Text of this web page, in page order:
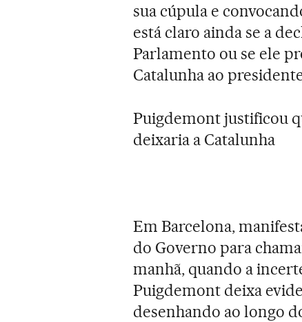
sua cúpula e
está claro ainda se a
Parlamento ou se ele
Catalunha ao
Puigdemont justificou
deixaria a Catalunha
Em Barcelona,
do Governo para
manhã, quando a
Puigdemont deixa
desenhando ao longo